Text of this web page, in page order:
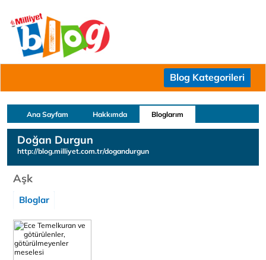
Blog Kategorileri
Ana Sayfam Hakkımda Bloglarım
Doğan Durgun
http://blog.milliyet.com.tr/dogandurgun
Aşk
Bloglar